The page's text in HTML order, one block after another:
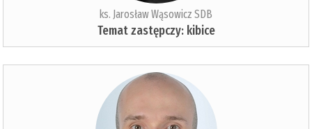
ks. Jarosław Wąsowicz SDB
Temat zastępczy: kibice